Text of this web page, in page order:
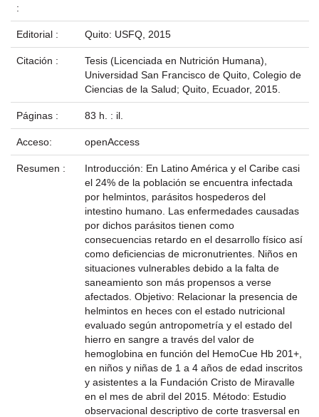
:
Editorial : Quito: USFQ, 2015
Citación :
Tesis (Licenciada en Nutrición Humana),
Universidad San Francisco de Quito, Colegio de
Ciencias de la Salud; Quito, Ecuador, 2015.
Páginas : 83 h. : il.
Acceso: openAccess
Resumen :
Introducción: En Latino América y el Caribe casi
el 24% de la población se encuentra infectada
por helmintos, parásitos hospederos del
intestino humano. Las enfermedades causadas
por dichos parásitos tienen como
consecuencias retardo en el desarrollo físico así
como deficiencias de micronutrientes. Niños en
situaciones vulnerables debido a la falta de
saneamiento son más propensos a verse
afectados. Objetivo: Relacionar la presencia de
helmintos en heces con el estado nutricional
evaluado según antropometría y el estado del
hierro en sangre a través del valor de
hemoglobina en función del HemoCue Hb 201+,
en niños y niñas de 1 a 4 años de edad inscritos
y asistentes a la Fundación Cristo de Miravalle
en el mes de abril del 2015. Método: Estudio
observacional descriptivo de corte trasversal en